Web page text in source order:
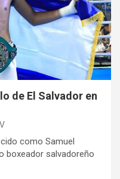
de El Salvador en
como Samuel
boxeador salvadoreño